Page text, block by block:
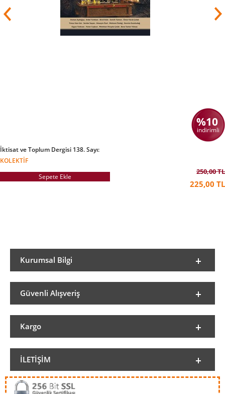
%10
indirimli
İktisat ve Toplum Dergisi 138. Sayı:
KOLEKTIF
Sepete Ekle
250,00 TL
225,00 TL
Kurumsal Bilgi
Güvenli Alışveriş
Kargo
İLETIŞIM